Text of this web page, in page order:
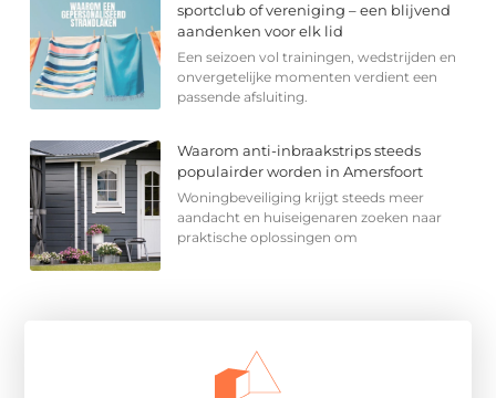
sportclub of vereniging – een blijvend
aandenken voor elk lid
Een seizoen vol trainingen, wedstrijden en
onvergetelijke momenten verdient een
passende afsluiting.
Waarom anti-inbraakstrips steeds
populairder worden in Amersfoort
Woningbeveiliging krijgt steeds meer
aandacht en huiseigenaren zoeken naar
praktische oplossingen om